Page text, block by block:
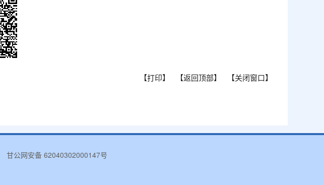
【打印】 【返回顶部】 【关闭窗口】
甘公网安备 62040302000147号